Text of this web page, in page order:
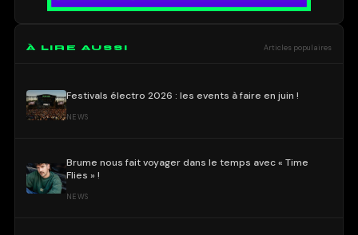
À LIRE AUSSI Articles populaires
Festivals électro 2026 : les events à faire en juin !
NEWS
Brume nous fait voyager dans le temps avec « Time
Flies » !
NEWS